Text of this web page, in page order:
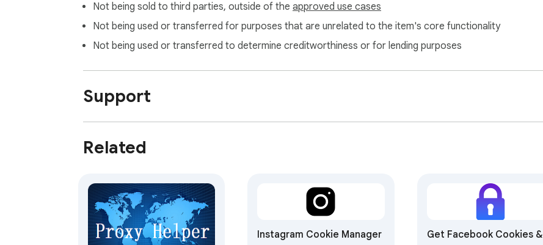
Not being sold to third parties, outside of the approved use cases
Not being used or transferred for purposes that are unrelated to the item's core functionality
Not being used or transferred to determine creditworthiness or for lending purposes
Support
Related
Instagram Cookie Manager
Get Facebook Cookies &